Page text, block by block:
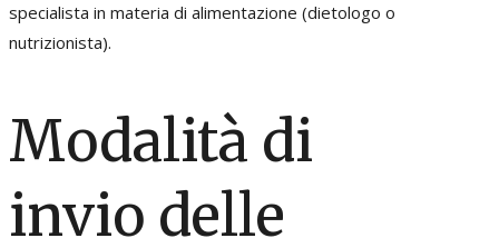
specialista in materia di alimentazione (dietologo o
nutrizionista).
Modalità di
invio delle